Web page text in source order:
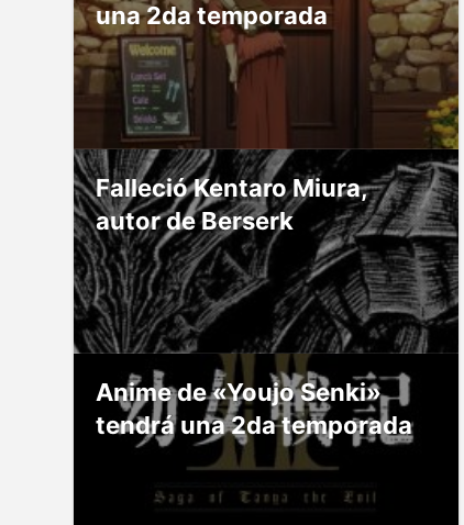
una 2da temporada
Falleció Kentaro Miura,
autor de Berserk
Anime de «Youjo Senki»
tendrá una 2da temporada